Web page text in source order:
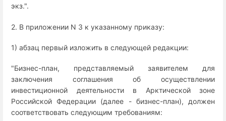
экз.".
2. В приложении N 3 к указанному приказу:
1) абзац первый изложить в следующей редакции:
"Бизнес-план, представляемый заявителем для
заключения соглашения об осуществлении
инвестиционной деятельности в Арктической зоне
Российской Федерации (далее - бизнес-план), должен
соответствовать следующим требованиям: